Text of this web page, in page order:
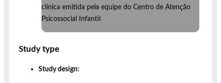
clínica emitida pela equipe do Centro de Atenção
Psicossocial Infantil
Study type
Study design: